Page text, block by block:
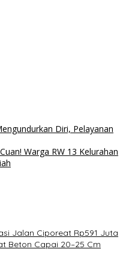
Diri, Pelayanan
Warga RW 13 Kelurahan
Jalan Ciporeat Rp591 Juta
Beton Capai 20–25 Cm